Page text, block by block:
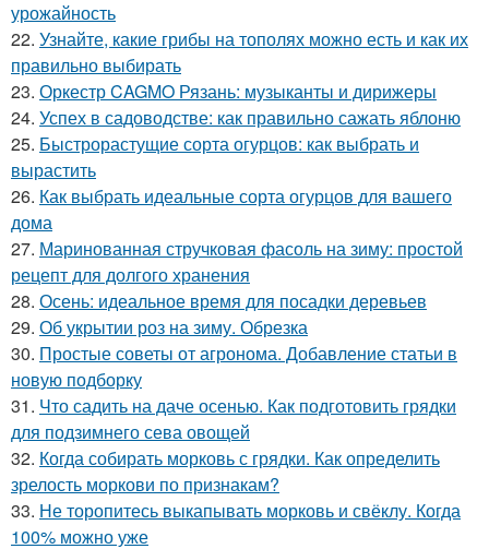
урожайность
22. Узнайте, какие грибы на тополях можно есть и как их
правильно выбирать
23. Оркестр CAGMO Рязань: музыканты и дирижеры
24. Успех в садоводстве: как правильно сажать яблоню
25. Быстрорастущие сорта огурцов: как выбрать и
вырастить
26. Как выбрать идеальные сорта огурцов для вашего
дома
27. Маринованная стручковая фасоль на зиму: простой
рецепт для долгого хранения
28. Осень: идеальное время для посадки деревьев
29. Об укрытии роз на зиму. Обрезка
30. Простые советы от агронома. Добавление статьи в
новую подборку
31. Что садить на даче осенью. Как подготовить грядки
для подзимнего сева овощей
32. Когда собирать морковь с грядки. Как определить
зрелость моркови по признакам?
33. Не торопитесь выкапывать морковь и свёклу. Когда
100% можно уже